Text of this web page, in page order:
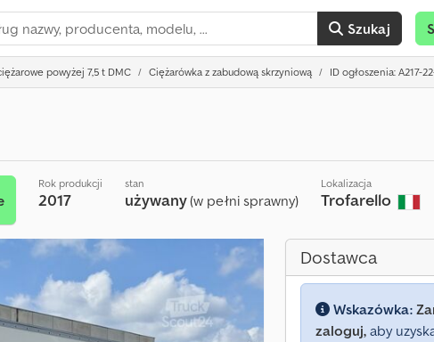
Szukaj
powyżej 7,5 t DMC Ciężarówka z zabudową skrzyniową ID ogłoszenia: A217-
Rok produkcji
2017
stan
używany(w pełni sprawny)
Lokalizacja
Trofarello
Dostawca
Wskazówka:
zaloguj, aby